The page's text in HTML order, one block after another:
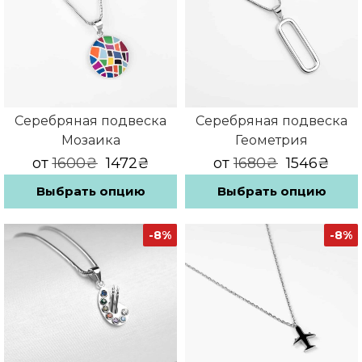
Серебряная подвеска
Мозаика
от1600₴ 1472₴
Выбрать опцию
товар
Серебряная подвеска
Геометрия
от1680₴ 1546₴
Выбрать опцию
несколько
вариаций.
-8% -8%